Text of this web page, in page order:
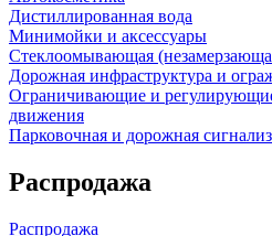
Дистиллированная вода
Минимойки и аксессуары
Стеклоомывающая
Дорожная инфраструктура и
Ограничивающие и
движения
Парковочная и дорожная
Распродажа
Распродажа